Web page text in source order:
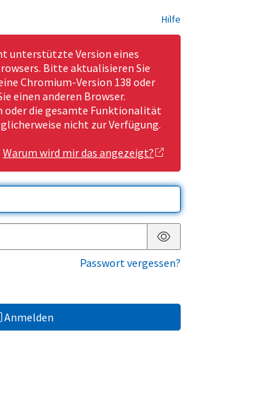
Hilfe
unterstützte Version eines
Bitte aktualisieren Sie
Chromium-Version 138 oder
einen anderen Browser.
die gesamte Funktionalität
nicht zur Verfügung.
Warum wird mir das angezeigt?
Passwort anzeigen
Passwort vergessen?
Anmelden